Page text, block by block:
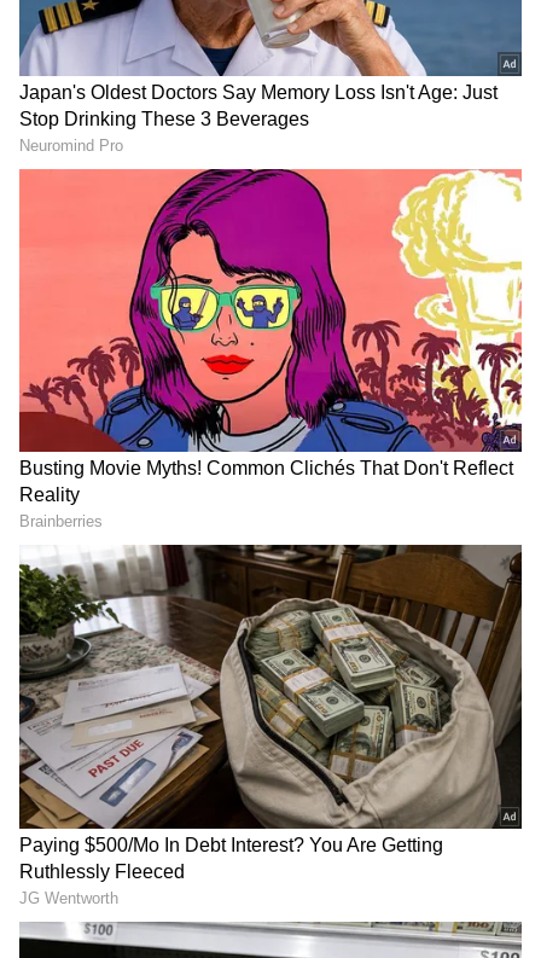
தூண்டுவதற்கான சில டிப்ஸ் குறித்து இந்த
பதிவில் பார்க்கலாம்.
ஏசியாநெட் தமிழ்-ஐ உங்கள் முதன்மைத்
2
7
These zodiac signs fights in relationships
உங்கள் உறவில் உள்ள சிக்கலை நீங்கள்
முதல் கண்டறிந்து அந்த சிக்கல் குறித்து